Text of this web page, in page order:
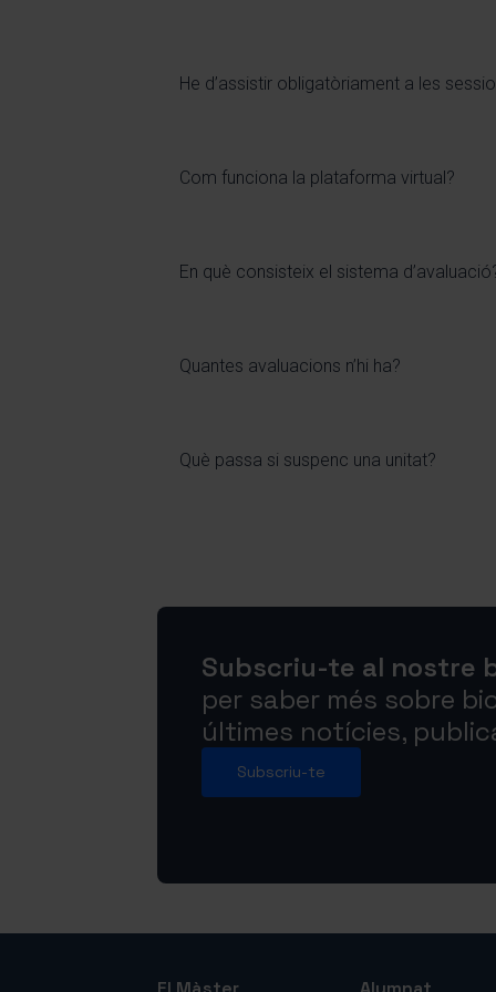
He d’assistir obligatòriament a les
Com funciona la plataforma virtual?
En què consisteix el sistema
Quantes avaluacions n’hi ha?
Què passa si suspenc una unitat?
Subscriu-te al nostre
per saber més sobre
últimes notícies,
Subscriu-te